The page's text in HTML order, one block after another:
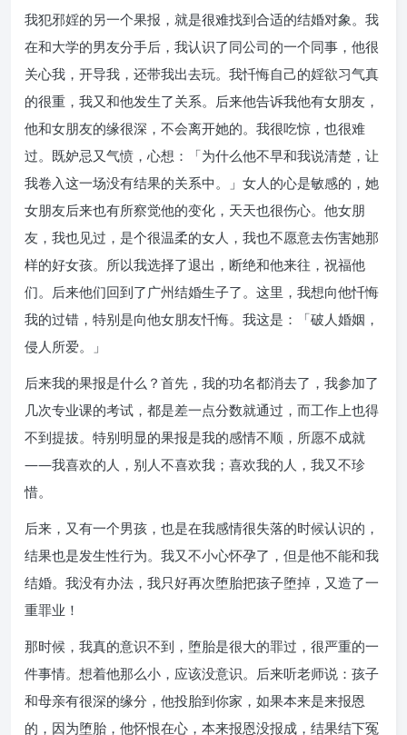
我犯邪婬的另一个果报，就是很难找到合适的结婚对象。我
在和大学的男友分手后，我认识了同公司的一个同事，他很
关心我，开导我，还带我出去玩。我忏悔自己的婬欲习气真
的很重，我又和他发生了关系。后来他告诉我他有女朋友，
他和女朋友的缘很深，不会离开她的。我很吃惊，也很难
过。既妒忌又气愤，心想：「为什么他不早和我说清楚，让
我卷入这一场没有结果的关系中。」女人的心是敏感的，她
女朋友后来也有所察觉他的变化，天天也很伤心。他女朋
友，我也见过，是个很温柔的女人，我也不愿意去伤害她那
样的好女孩。所以我选择了退出，断绝和他来往，祝福他
们。后来他们回到了广州结婚生子了。这里，我想向他忏悔
我的过错，特别是向他女朋友忏悔。我这是：「破人婚姻，
侵人所爱。」
后来我的果报是什么？首先，我的功名都消去了，我参加了
几次专业课的考试，都是差一点分数就通过，而工作上也得
不到提拔。特别明显的果报是我的感情不顺，所愿不成就
——我喜欢的人，别人不喜欢我；喜欢我的人，我又不珍
惜。
后来，又有一个男孩，也是在我感情很失落的时候认识的，
结果也是发生性行为。我又不小心怀孕了，但是他不能和我
结婚。我没有办法，我只好再次堕胎把孩子堕掉，又造了一
重罪业！
那时候，我真的意识不到，堕胎是很大的罪过，很严重的一
件事情。想着他那么小，应该没意识。后来听老师说：孩子
和母亲有很深的缘分，他投胎到你家，如果本来是来报恩
的，因为堕胎，他怀恨在心，本来报恩没报成，结果结下冤